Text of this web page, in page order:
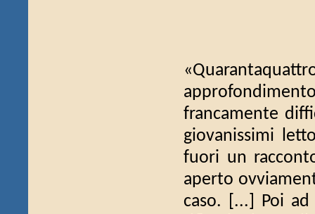
francamente
giovanissimi
fuori un
aperto
caso. [...] Poi